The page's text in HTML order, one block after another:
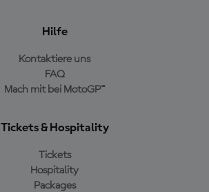
Hilfe
Kontaktiere uns
FAQ
Mach mit bei MotoGP™
Tickets & Hospitality
Tickets
Hospitality
Packages